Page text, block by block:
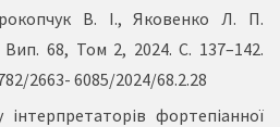
В. І., Яковенко Л. П.
Вип. 68, Том 2, 2024. С. 137–142.
2663- 6085/2024/68.2.28
фортепіанної